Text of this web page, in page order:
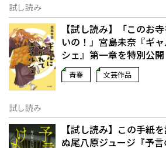
試し読み
【試し読み】「このお
いの！」宮島未奈『ギ
シェ』第一章を特別公開
青春 文芸作品
試し読み
【試し読み】この手紙
ぬ――尾八原ジュージ『予